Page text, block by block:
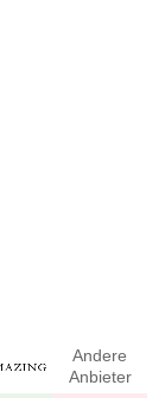
Andere
Anbieter